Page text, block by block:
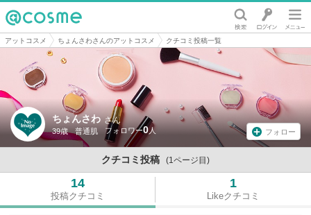
@cosme
アットコスメ ちょんさわさんのアットコスメ クチコミ投稿一覧
ちょんさわ さん
39歳 普通肌 0 フォロー
クチコミ投稿 (1ページ目)
14
投稿クチコミ
1
Likeクチコミ